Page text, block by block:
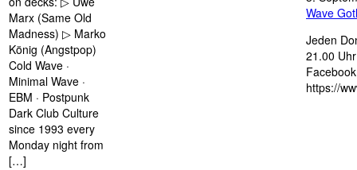
Marx (Same Old
Madness) ▷ Marko
König (Angstpop)
Cold Wave ·
Minimal Wave ·
EBM · Postpunk
Dark Club Culture
since 1993 every
Monday night from
[…]
Wave
Jeden
21.00
https://